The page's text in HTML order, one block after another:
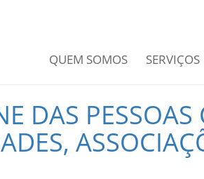
SERVIÇOS
QUEM SOMOS
DAS PESSOAS